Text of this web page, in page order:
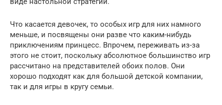
Что касается девочек, то особых игр для них намного
меньше, и посвящены они разве что каким-нибудь
приключениям принцесс. Впрочем, переживать из-за
этого не стоит, поскольку абсолютное большинство игр
рассчитано на представителей обоих полов. Они
хорошо подходят как для большой детской компании,
так и для игры в кругу семьи.